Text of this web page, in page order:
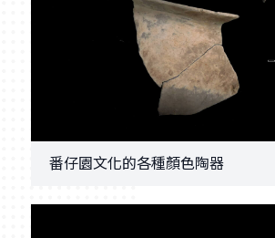
番仔園文化的各種顏色陶器